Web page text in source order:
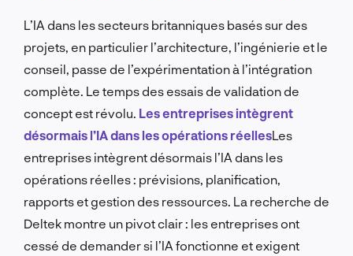
L’IA dans les secteurs britanniques basés sur des
projets, en particulier l’architecture, l’ingénierie et le
conseil, passe de l’expérimentation à l’intégration
complète. Le temps des essais de validation de
concept est révolu. Les entreprises intègrent
désormais l’IA dans les opérations réellesLes
entreprises intègrent désormais l’IA dans les
opérations réelles : prévisions, planification,
rapports et gestion des ressources. La recherche de
Deltek montre un pivot clair : les entreprises ont
cessé de demander si l’IA fonctionne et exigent